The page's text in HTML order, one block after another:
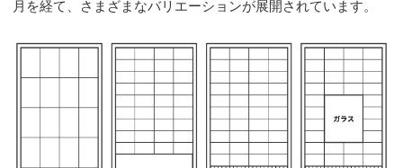
月を経て、さまざまなバリエーションが展開されています。